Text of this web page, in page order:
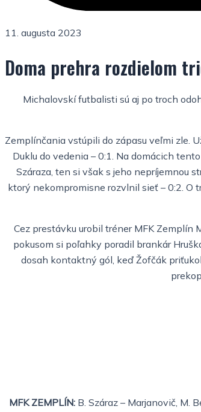
11. augusta 2023
Doma prehra rozdielom
Michalovskí futbalisti sú aj po troch
Zemplínčania vstúpili do zápasu veľmi zle.
Duklu do vedenia – 0:1. Na domácich
Száraza, ten si však s jeho nepríjemnou
ktorý nekompromisne rozvlnil sieť – 0:2. O
Cez prestávku urobil tréner MFK Zemplín
pokusom si poľahky poradil brankár
dosah kontaktný gól, keď Žofčák
MFK ZEMPLÍN: B. Száraz – Marjanovič, M.